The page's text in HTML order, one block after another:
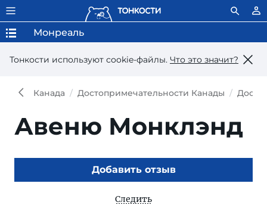
Тонкости используют сookie-файлы. Что это значит?
Монреаль
Канада Достопримечательности Канады
Авеню Монклэнд
Добавить отзыв
Следить